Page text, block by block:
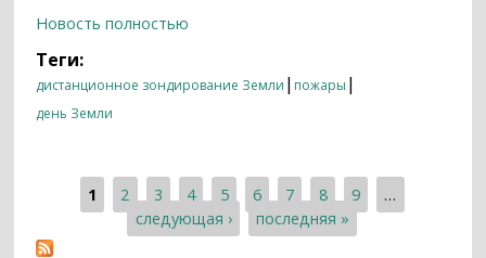
Новость полностью
Теги:
дистанционное зондирование Земли | пожары |
день Земли
Страницы
1 2 3 4 5 6 7 8 9
…
следующая ›
последняя »